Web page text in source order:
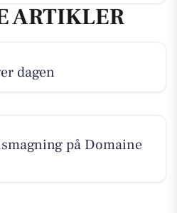
ARTIKLER
dagen
på Domaine